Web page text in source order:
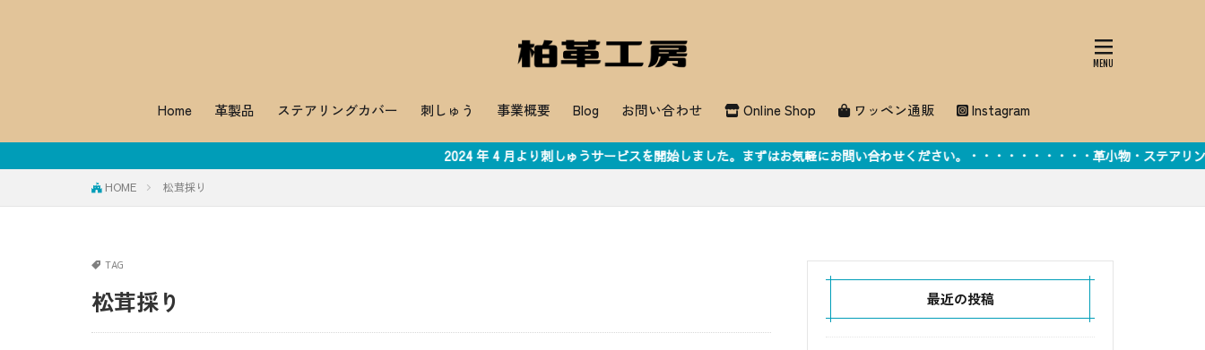
Home 革製品 ステアリングカバー 刺しゅう 事業概要 Blog お問い合わせ Online Shop ワッペン通販 Instagram
2024 年 4 月より刺しゅうサービスを開始しました。まずはお気軽にお問い合わせください。・・・・・・・・・・革小物・ステアリングカバー・刺しゅうオ
HOME 松茸採り
TAG
松茸採り 最近の投稿